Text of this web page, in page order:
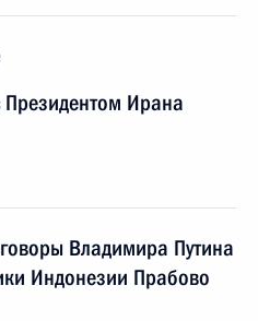
Ирана
Владимира Путина
Индонезии Прабово